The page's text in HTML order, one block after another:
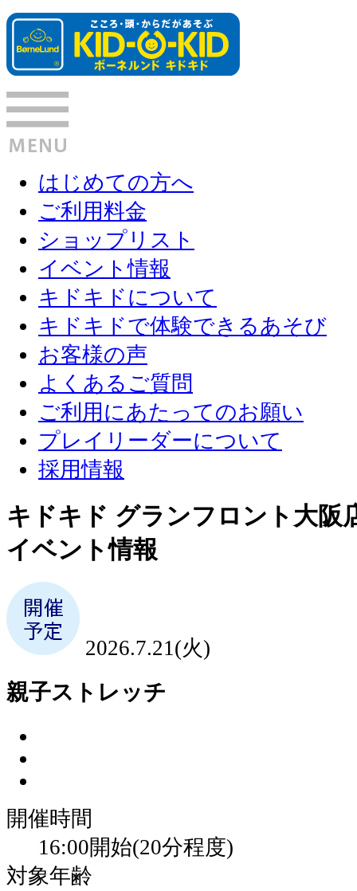
はじめての方へ
ご利用料金
ショップリスト
イベント情報
キドキドについて
キドキドで体験できるあそび
お客様の声
よくあるご質問
ご利用にあたってのお願い
プレイリーダーについて
採用情報
キドキド グランフロント大阪
イベント情報
2026.7.21(火)
親子ストレッチ
開催時間
16:00開始(20分程度)
対象年齢